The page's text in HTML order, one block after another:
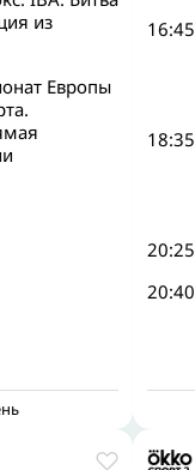
из
Европы
16:45
18:35
20:25
20:40